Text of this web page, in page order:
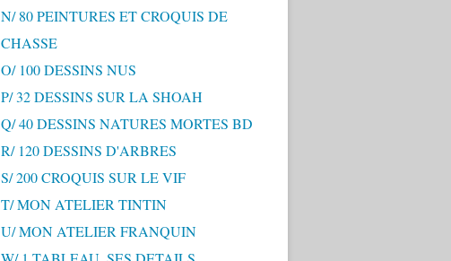
N/ 80 PEINTURES ET CROQUIS DE
CHASSE
O/ 100 DESSINS NUS
P/ 32 DESSINS SUR LA SHOAH
Q/ 40 DESSINS NATURES MORTES BD
R/ 120 DESSINS D'ARBRES
S/ 200 CROQUIS SUR LE VIF
T/ MON ATELIER TINTIN
U/ MON ATELIER FRANQUIN